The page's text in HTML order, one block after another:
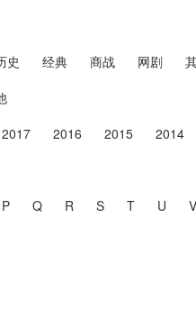
史 经典 商战 网剧
2017 2016 2015 2014
P Q R S T U V